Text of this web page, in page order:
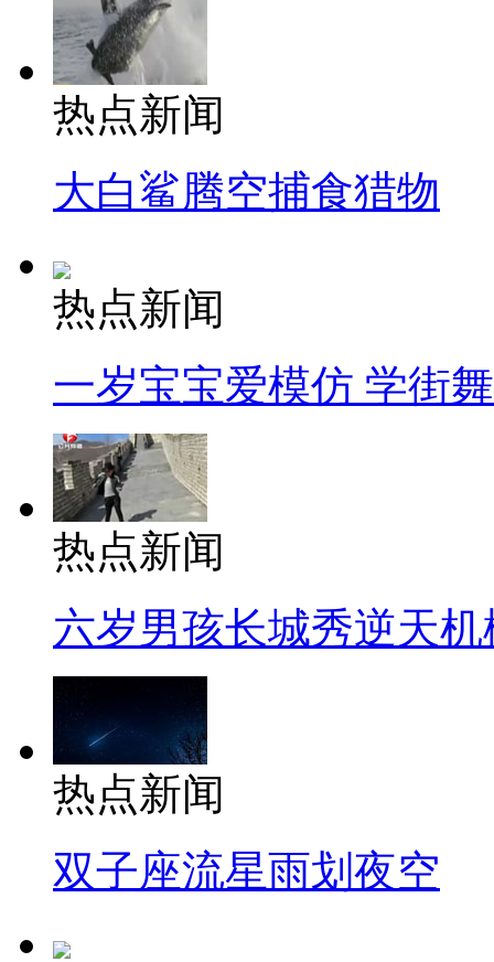
热点新闻
大白鲨腾空捕食猎物
热点新闻
一岁宝宝爱模仿 学街
热点新闻
六岁男孩长城秀逆天机
热点新闻
双子座流星雨划夜空